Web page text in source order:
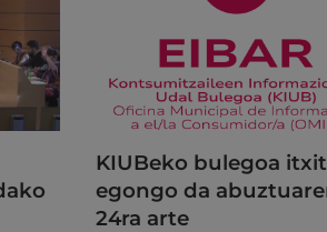
KIUBeko bulegoa
egongo da
24ra arte